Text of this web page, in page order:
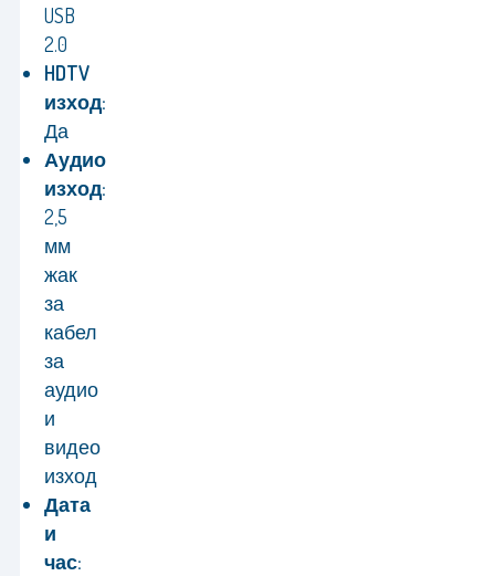
USB
2.0
HDTV
изход:
Да
Аудио
изход:
2,5
мм
жак
за
кабел
за
аудио
и
видео
изход
Дата
и
час: